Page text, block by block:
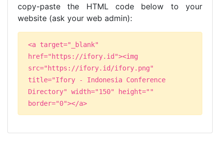
copy-paste the HTML code below to your
website (ask your web admin):
<a target="_blank"
href="https://ifory.id"><img
src="https://ifory.id/ifory.png"
title="Ifory - Indonesia Conference
Directory" width="150" height=""
border="0"></a>